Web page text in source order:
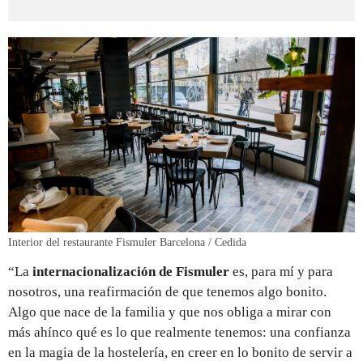
Interior del restaurante Fismuler Barcelona / Cedida
“La internacionalización de Fismuler es, para mí y para
nosotros, una reafirmación de que tenemos algo bonito.
Algo que nace de la familia y que nos obliga a mirar con
más ahínco qué es lo que realmente tenemos: una confianza
en la magia de la hostelería, en creer en lo bonito de servir a